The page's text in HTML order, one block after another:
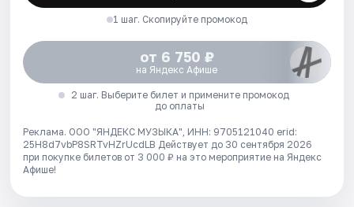
1 шаг. Скопируйте промокод
от 6 750 ₽
на Яндекс Афише
2 шаг. Выберите билет и примените промокод
до оплаты
Реклама. ООО "ЯНДЕКС МУЗЫКА", ИНН: 9705121040 erid:
25H8d7vbP8SRTvHZrUcdLB Действует до 30 сентября 2026
при покупке билетов от 3 000 ₽ на это мероприятие на Яндекс
Афише!